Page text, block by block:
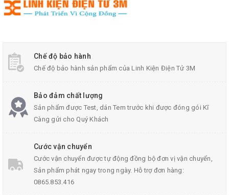
Chế độ bảo hành
Chế độ bảo hành sản phẩm của Linh Kiện Điện Tử 3M
Bảo đảm chất lượng
Sản phẩm được Test, dán Tem trước khi được đóng gói Kĩ
Càng gửi cho Quý Khách
Cước vận chuyển
Cước vận chuyển được tự động đồng bộ đơn vị vận chuyển,
Sản phẩm phát ngay trong ngày. Hỗ trợ đơn hàng:
0865.853.416